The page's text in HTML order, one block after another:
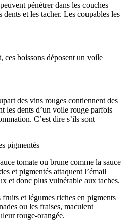
pénétrer dans les couches
et les tacher. Les coupables les
ces boissons déposent un voile
des vins rouges contiennent des
les dents d’un voile rouge parfois
C’est dire s’ils sont
pigmentés
tomate ou brune comme la sauce
et pigmentés attaquent l’émail
et donc plus vulnérable aux taches.
et légumes riches en pigments
ou les fraises, maculent
rouge-orangée.